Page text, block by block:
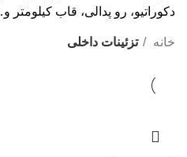
دکوراتیو، رو پدالی، قاب کیلومتر
خانه تزئینات داخلی